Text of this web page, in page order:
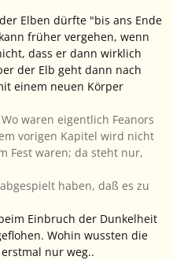
Elben dürfte "bis ans Ende
früher vergehen, wenn
dass er dann wirklich
der Elb geht dann nach
einem neuen Körper
waren eigentlich Feanors
vorigen Kapitel wird nicht
Fest waren; da steht nur,
haben, daß es zu
Einbruch der Dunkelheit
Wohin wussten die
nur weg..